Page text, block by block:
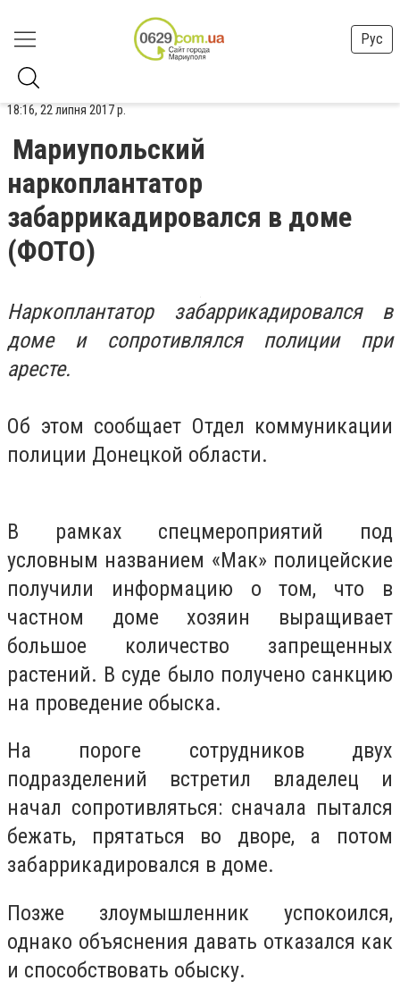
Рус
18:16, 22 липня 2017 р.
Мариупольский
наркоплантатор
забаррикадировался в доме
(ФОТО)
Наркоплантатор забаррикадировался в
доме и сопротивлялся полиции при
аресте.
Об этом сообщает Отдел коммуникации
полиции Донецкой области.
В рамках спецмероприятий под
условным названием «Мак» полицейские
получили информацию о том, что в
частном доме хозяин выращивает
большое количество запрещенных
растений. В суде было получено санкцию
на проведение обыска.
На пороге сотрудников двух
подразделений встретил владелец и
начал сопротивляться: сначала пытался
бежать, прятаться во дворе, а потом
забаррикадировался в доме.
Позже злоумышленник успокоился,
однако объяснения давать отказался как
и способствовать обыску.